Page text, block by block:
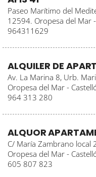
Paseo Marítimo del
12594. Oropesa del Mar
964311629
ALQUILER DE
Av. La Marina 8, Urb.
Oropesa del Mar -
964 313 280
ALQUOR
C/ María Zambrano local
Oropesa del Mar -
605 807 823